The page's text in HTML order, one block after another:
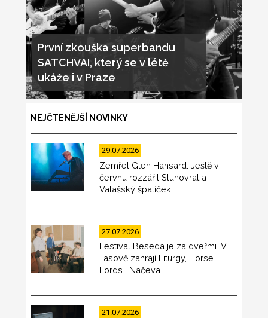
První zkouška superbandu
SATCHVAI, který se v létě
ukáže i v Praze
NEJČTENĚJŠÍ NOVINKY
29.07.2026
Zemřel Glen Hansard. Ještě v
červnu rozzářil Slunovrat a
Valašský špalíček
27.07.2026
Festival Beseda je za dveřmi. V
Tasově zahrají Liturgy, Horse
Lords i Načeva
21.07.2026